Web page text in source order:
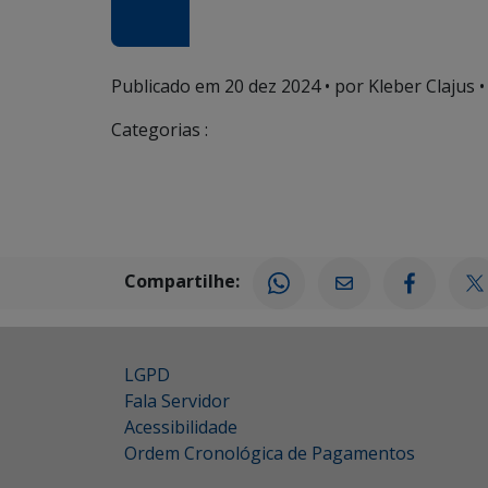
Publicado em 20 dez 2024• por Kleber Clajus •
Categorias :
Compartilhe:
LGPD
Fala Servidor
Acessibilidade
Ordem Cronológica de Pagamentos